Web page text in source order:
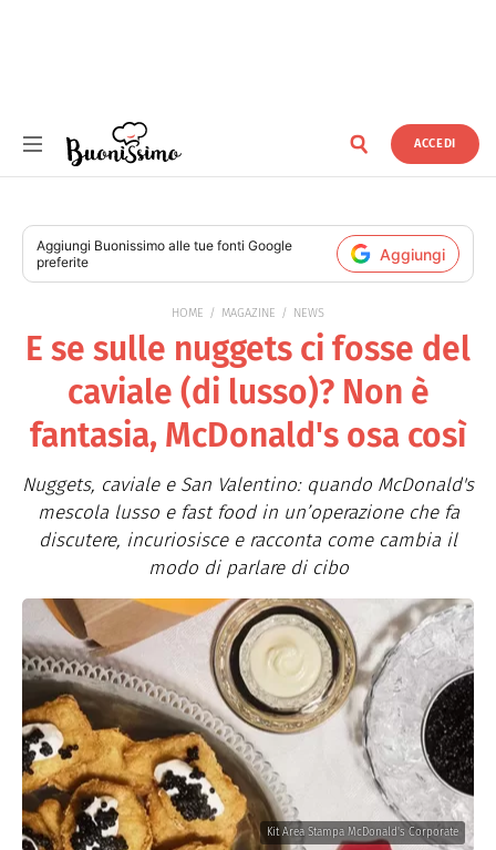
ACCEDI
Aggiungi Buonissimo alle tue fonti Google
preferite
Aggiungi
HOME MAGAZINE NEWS
E se sulle nuggets ci fosse del
caviale (di lusso)? Non è
fantasia, McDonald's osa così
Nuggets, caviale e San Valentino: quando McDonald's
mescola lusso e fast food in un’operazione che fa
discutere, incuriosisce e racconta come cambia il
modo di parlare di cibo
Kit Area Stampa McDonald's Corporate